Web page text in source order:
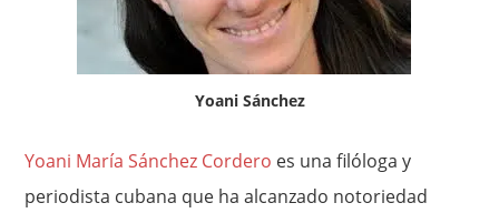
Yoani Sánchez
Yoani María Sánchez Cordero es una filóloga y
periodista cubana que ha alcanzado notoriedad